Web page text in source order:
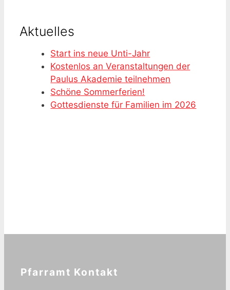
Aktuelles
Start ins neue Unti-Jahr
Kostenlos an Veranstaltungen der
Paulus Akademie teilnehmen
Schöne Sommerferien!
Gottesdienste für Familien im 2026
Pfarramt Kontakt